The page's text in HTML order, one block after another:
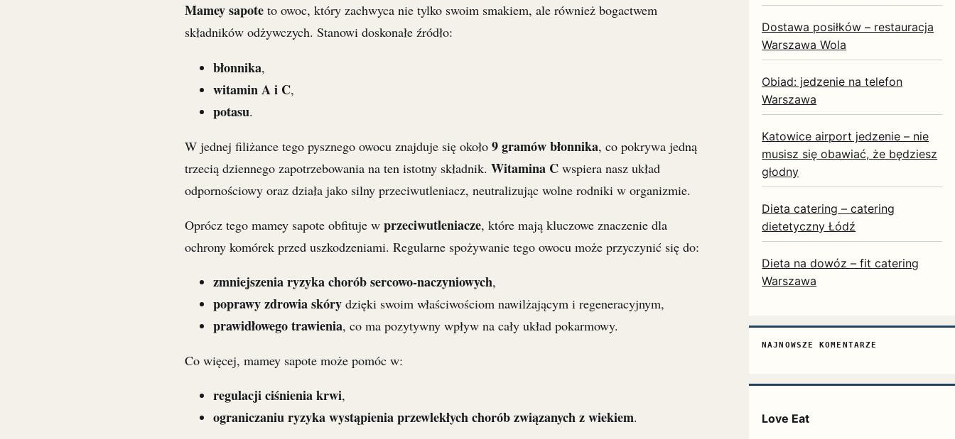
Mamey sapoteto owoc, który zachwyca nie tylko swoim smakiem, ale również bogactwem
składników odżywczych. Stanowi doskonałe źródło:
błonnika,
witamin A i C,
potasu.
W jednej filiżance tego pysznego owocu znajduje się około 9 gramów błonnika, co pokrywa jedną
trzecią dziennego zapotrzebowania na ten istotny składnik. Witamina Cwspiera nasz układ
odpornościowy oraz działa jako silny przeciwutleniacz, neutralizując wolne rodniki w organizmie.
Oprócz tego mamey sapote obfituje w przeciwutleniacze, które mają kluczowe znaczenie dla
ochrony komórek przed uszkodzeniami. Regularne spożywanie tego owocu może przyczynić się do:
zmniejszenia ryzyka chorób sercowo-naczyniowych,
poprawy zdrowia skórydzięki swoim właściwościom nawilżającym i regeneracyjnym,
prawidłowego trawienia, co ma pozytywny wpływ na cały układ pokarmowy.
Co więcej, mamey sapote może pomóc w:
regulacji ciśnienia krwi,
ograniczaniu ryzyka wystąpienia przewlekłych chorób związanych z wiekiem.
Dostawa posiłków – restauracja
Warszawa Wola
Obiad: jedzenie na telefon
Warszawa
Katowice airport jedzenie – nie
musisz się obawiać, że będziesz
głodny
Dieta catering – catering
dietetyczny Łódź
Dieta na dowóz – fit catering
Warszawa
NAJNOWSZE KOMENTARZE
Love Eat